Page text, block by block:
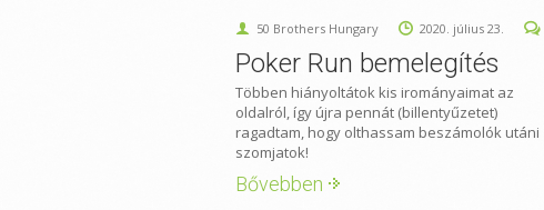
50 Brothers Hungary 2020. július 23.
Poker Run bemelegítés
Többen hiányoltátok kis irományaimat az
oldalról, így újra pennát (billentyűzetet)
ragadtam, hogy olthassam beszámolók utáni
szomjatok!
Bővebben